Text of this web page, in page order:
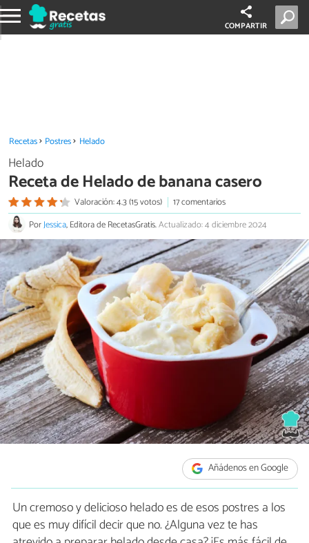
COMPARTIR
Recetas Postres Helado
Helado
Receta de Helado de banana casero
Valoración: 4.3 (15 votos)
17 comentarios
PorJessica, Editora de RecetasGratis.Actualizado: 4 diciembre 2024
Añádenos en Google
Un cremoso y delicioso helado es de esos postres a los
que es muy difícil decir que no. ¿Alguna vez te has